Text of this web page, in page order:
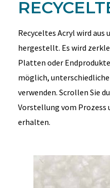
Recyceltes Acryl wird
hergestellt. Es wird
Platten oder
möglich,
verwenden. Scrollen Sie
Vorstellung vom Prozess
erhalten.